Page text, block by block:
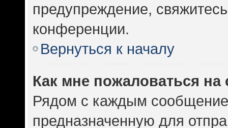
предупреждение,
конференции.
Вернуться к началу
Как мне пожаловаться
Рядом с каждым
предназначенную для